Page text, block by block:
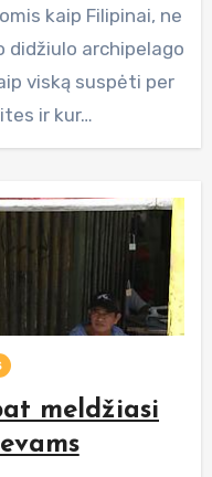
didžiulo archipelago
viską suspėti per
ir kur…
meldžiasi